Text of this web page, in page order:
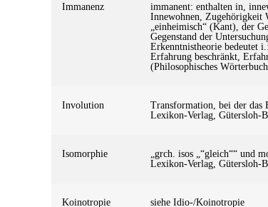
Immanenz
immanent: enthalten in,
Innewohnen, Zugehörigkeit
„einheimisch“ (Kant), der
Gegenstand der
Erkenntnistheorie bedeutet
Erfahrung beschränkt,
(Philosophisches
Involution
Transformation, bei der
Lexikon-Verlag, Gütersloh-
Isomorphie
„grch. isos „“gleich““ und
Lexikon-Verlag, Gütersloh-
Koinotropie siehe Idio-/Koinotropie